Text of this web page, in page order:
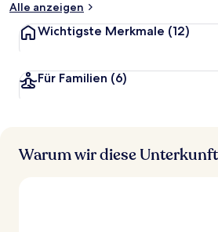
Alle anzeigen
Wichtigste Merkmale (12)
Für Familien (6)
Warum wir diese